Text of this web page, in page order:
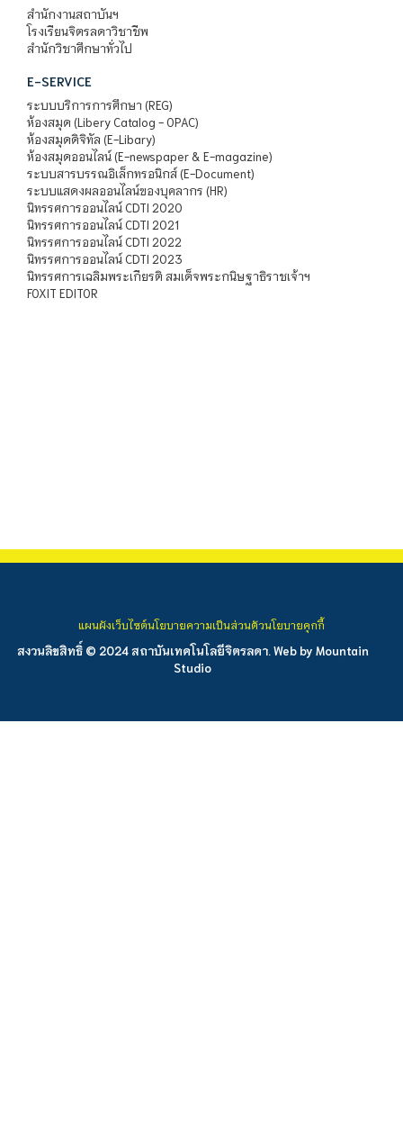
สำนักงานสถาบันฯ
โรงเรียนจิตรลดาวิชาชีพ
สำนักวิชาศึกษาทั่วไป
E-SERVICE
ระบบบริการการศึกษา (REG)
ห้องสมุด (Libery Catalog - OPAC)
ห้องสมุดดิจิทัล (E-Libary)
ห้องสมุดออนไลน์ (E-newspaper & E-magazine)
ระบบสารบรรณอิเล็กทรอนิกส์ (E-Document)
ระบบแสดงผลออนไลน์ของบุคลากร (HR)
นิทรรศการออนไลน์ CDTI 2020
นิทรรศการออนไลน์ CDTI 2021
นิทรรศการออนไลน์ CDTI 2022
นิทรรศการออนไลน์ CDTI 2023
นิทรรศการเฉลิมพระเกียรติ สมเด็จพระกนิษฐาธิราชเจ้าฯ
FOXIT EDITOR
สงวนลิขสิทธิ์ © 2024 สถาบันเทคโนโลยีจิตรลดา. Web by Mountain
Studio
แผนผังเว็บไซต์นโยบายความเป็นส่วนตัวนโยบายคุกกี้